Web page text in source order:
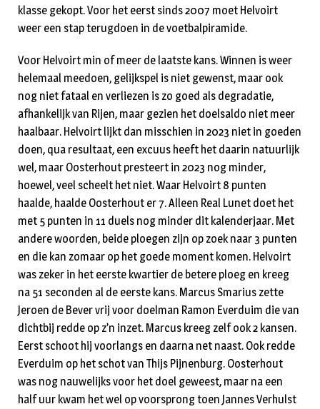
klasse gekopt. Voor het eerst sinds 2007 moet Helvoirt
weer een stap terugdoen in de voetbalpiramide.
Voor Helvoirt min of meer de laatste kans. Winnen is weer
helemaal meedoen, gelijkspel is niet gewenst, maar ook
nog niet fataal en verliezen is zo goed als degradatie,
afhankelijk van Rijen, maar gezien het doelsaldo niet meer
haalbaar. Helvoirt lijkt dan misschien in 2023 niet in goeden
doen, qua resultaat, een excuus heeft het daarin natuurlijk
wel, maar Oosterhout presteert in 2023 nog minder,
hoewel, veel scheelt het niet. Waar Helvoirt 8 punten
haalde, haalde Oosterhout er 7. Alleen Real Lunet doet het
met 5 punten in 11 duels nog minder dit kalenderjaar. Met
andere woorden, beide ploegen zijn op zoek naar 3 punten
en die kan zomaar op het goede moment komen. Helvoirt
was zeker in het eerste kwartier de betere ploeg en kreeg
na 51 seconden al de eerste kans. Marcus Smarius zette
Jeroen de Bever vrij voor doelman Ramon Everduim die van
dichtbij redde op z’n inzet. Marcus kreeg zelf ook 2 kansen.
Eerst schoot hij voorlangs en daarna net naast. Ook redde
Everduim op het schot van Thijs Pijnenburg. Oosterhout
was nog nauwelijks voor het doel geweest, maar na een
half uur kwam het wel op voorsprong toen Jannes Verhulst